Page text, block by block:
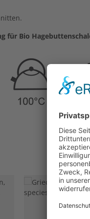
für Bio